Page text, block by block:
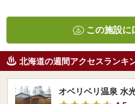
この施設に
北海道の週間アクセスランキ
オベリベリ温泉 水